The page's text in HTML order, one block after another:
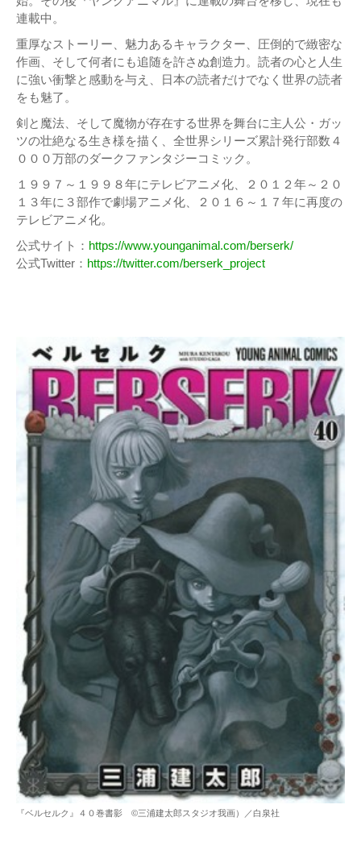
連載中。
重厚なストーリー、魅力あるキャラクター、圧倒的で緻密な
作画、そして何者にも追随を許さぬ創造力。読者の心と人生
に強い衝撃と感動を与え、日本の読者だけでなく世界の読者
をも魅了。
剣と魔法、そして魔物が存在する世界を舞台に主人公・ガッ
ツの壮絶なる生き様を描く、全世界シリーズ累計発行部数４
０００万部のダークファンタジーコミック。
１９９７～１９９８年にテレビアニメ化、２０１２年～２０
１３年に３部作で劇場アニメ化、２０１６～１７年に再度の
テレビアニメ化。
公式サイト： https://www.younganimal.com/berserk/
公式Twitter： https://twitter.com/berserk_project
『ベルセルク』４０巻書影 ©三浦建太郎スタジオ我画）／白泉社